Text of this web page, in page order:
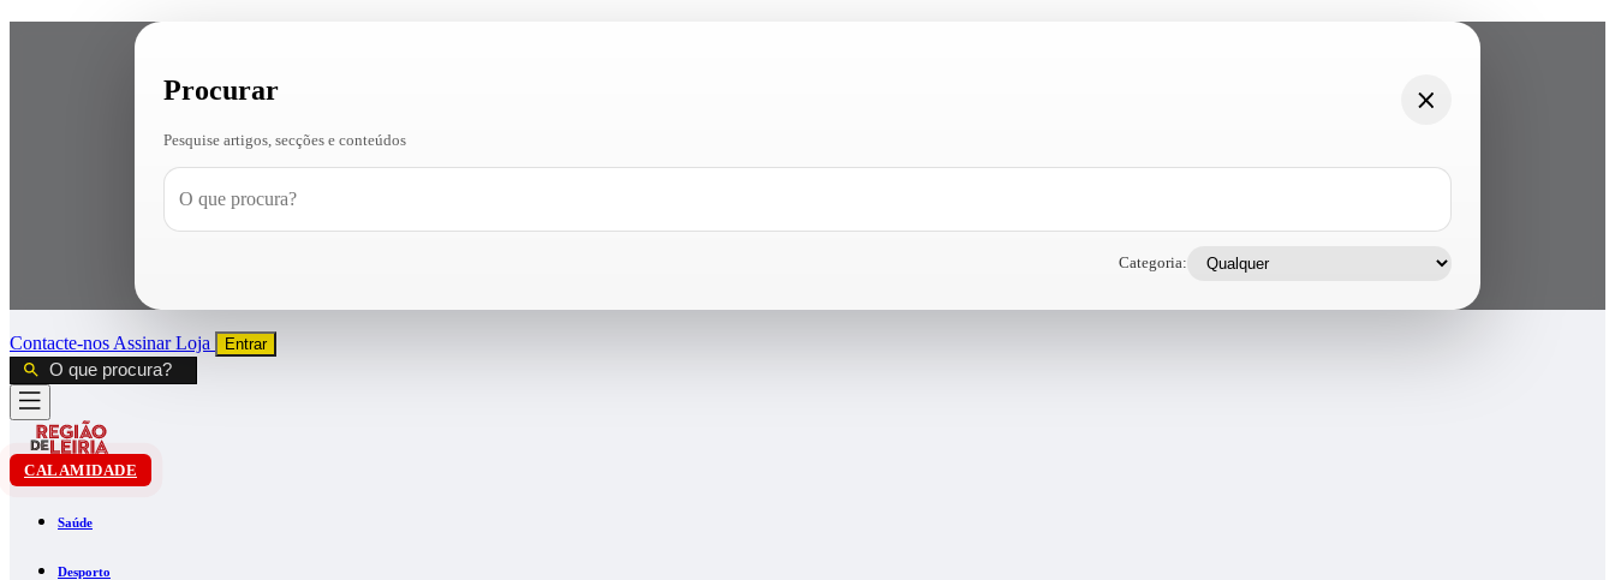
Procurar
Pesquise artigos, secções e conteúdos
Categoria:
Contacte-nos AssinarLoja Entrar
CALAMIDADE
Saúde
Desporto